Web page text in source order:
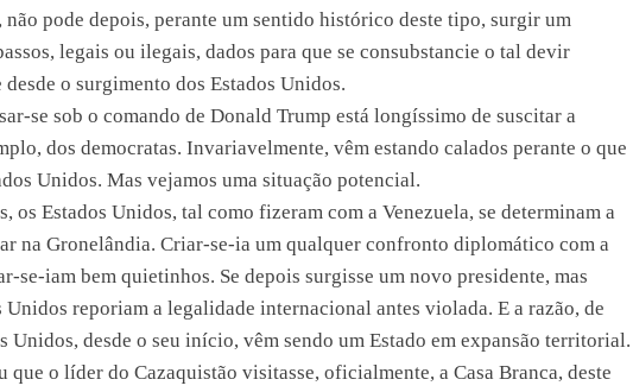
não pode depois, perante um sentido histórico deste tipo, surgir um
legais ou ilegais, dados para que se consubstancie o tal devir
o surgimento dos Estados Unidos.
se sob o comando de Donald Trump está longíssimo de suscitar a
dos democratas. Invariavelmente, vêm estando calados perante o que
Unidos. Mas vejamos uma situação potencial.
os Estados Unidos, tal como fizeram com a Venezuela, se determinam a
na Gronelândia. Criar-se-ia um qualquer confronto diplomático com a
se-iam bem quietinhos. Se depois surgisse um novo presidente, mas
Unidos reporiam a legalidade internacional antes violada. E a razão, de
Unidos, desde o seu início, vêm sendo um Estado em expansão territorial.
o líder do Cazaquistão visitasse, oficialmente, a Casa Branca, deste